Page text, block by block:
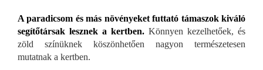
A paradicsom és más növényeket futtató támaszok kiváló
segítőtársak lesznek a kertben. Könnyen kezelhetőek, és
zöld színüknek köszönhetően nagyon természetesen
mutatnak a kertben.